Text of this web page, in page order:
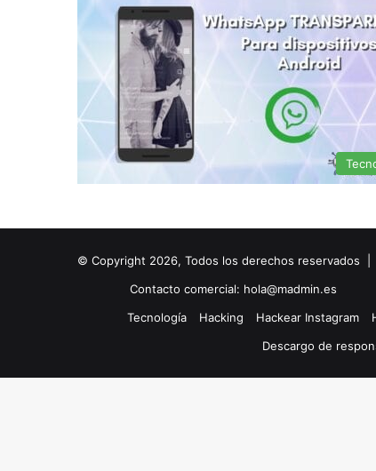
© Copyright 2026, Todos los derechos reservados |
Contacto comercial: hola@madmin.es
Tecnología
Hacking Hackear Instagram
Descargo de